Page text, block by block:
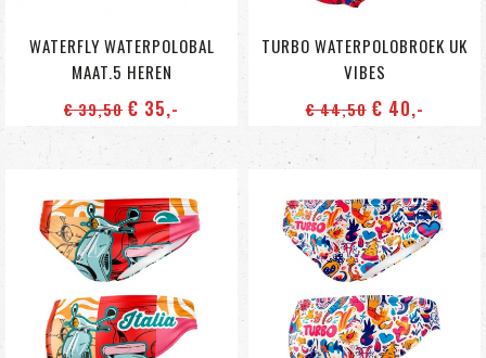
WATERFLY WATERPOLOBAL
MAAT.5 HEREN
€ 39,50 € 35,-
TURBO WATERPOLOBROEK UK
VIBES
€ 44,50€ 40,-